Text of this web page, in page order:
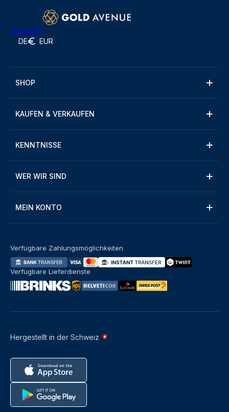
Trustpilot
DE EUR
SHOP
KAUFEN & VERKAUFEN
KENNTNISSE
WER WIR SIND
MEIN KONTO
Hergestellt in der Schweiz
Verfügbare Zahlungsmöglichkeiten
Verfügbare Lieferdienste